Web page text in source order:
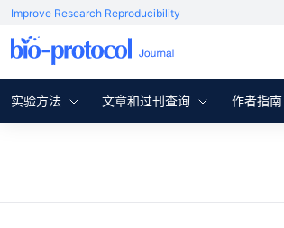
Improve Research Reproducibility
实验方法 文章和过刊查询 作者指南